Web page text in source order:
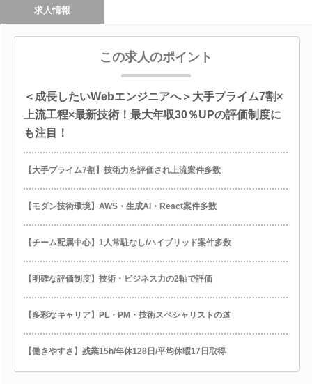
求人情報
この求人のポイント
＜成長したいWebエンジニアへ＞大手プライム7割×
上流工程×最新技術！最大年収30％UPの評価制度に
も注目！
【大手プライム7割】技術力を評価され上流案件多数
【モダン技術環境】AWS・生成AI・React案件多数
【チーム配属中心】1人常駐なし/ハイブリッド案件多数
【明確な評価制度】技術・ビジネス力の2軸で評価
【多彩なキャリア】PL・PM・技術スペシャリストの道
【働きやすさ】残業15h/年休128日/平均休暇17日取得